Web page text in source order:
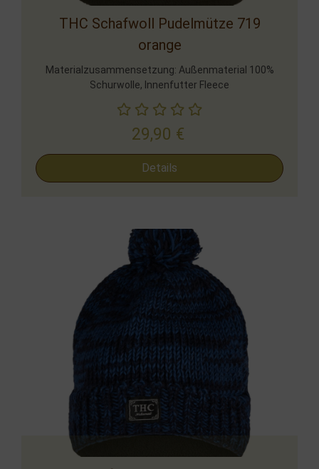
THC Schafwoll Pudelmütze 719
orange
Materialzusammensetzung: Außenmaterial 100%
Schurwolle, Innenfutter Fleece
29,90 €
Details